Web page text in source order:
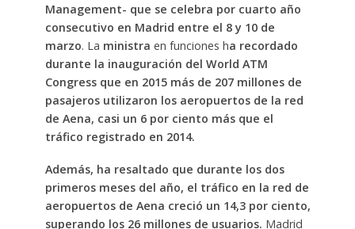
Management- que se celebra por cuarto año
consecutivo en Madrid entre el 8 y 10 de
marzo. La ministra en funciones ha recordado
durante la inauguración del World ATM
Congress que en 2015 más de 207 millones de
pasajeros utilizaron los aeropuertos de la red
de Aena, casi un 6 por ciento más que el
tráfico registrado en 2014.
Además, ha resaltado que durante los dos
primeros meses del año, el tráfico en la red de
aeropuertos de Aena creció un 14,3 por ciento,
superando los 26 millones de usuarios. Madrid